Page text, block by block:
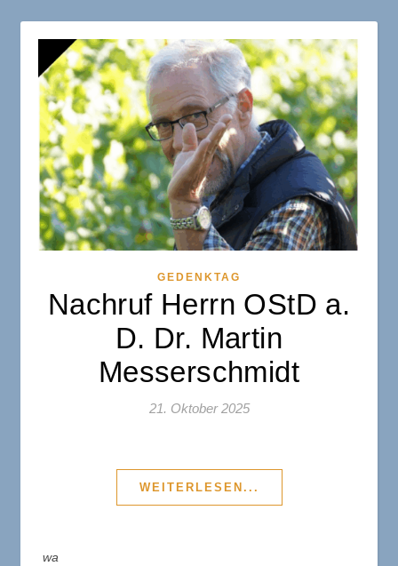
GEDENKTAG
Nachruf Herrn OStD a.
D. Dr. Martin
Messerschmidt
21. Oktober 2025
WEITERLESEN...
wa